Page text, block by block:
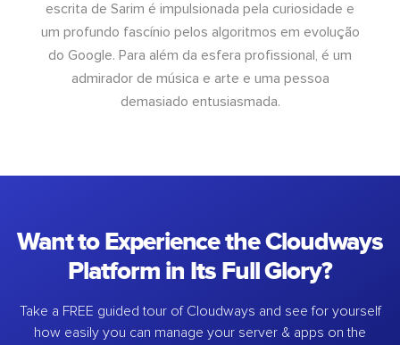
escrita de Sarim é impulsionada pela curiosidade e
um profundo fascínio pelos algoritmos em evolução
do Google. Para além da esfera profissional, é um
admirador de música e arte e uma pessoa
demasiado entusiasmada.
Want to Experience the Cloudways
Platform in Its Full Glory?
Take a FREE guided tour of Cloudways and see for yourself
how easily you can manage your server & apps on the